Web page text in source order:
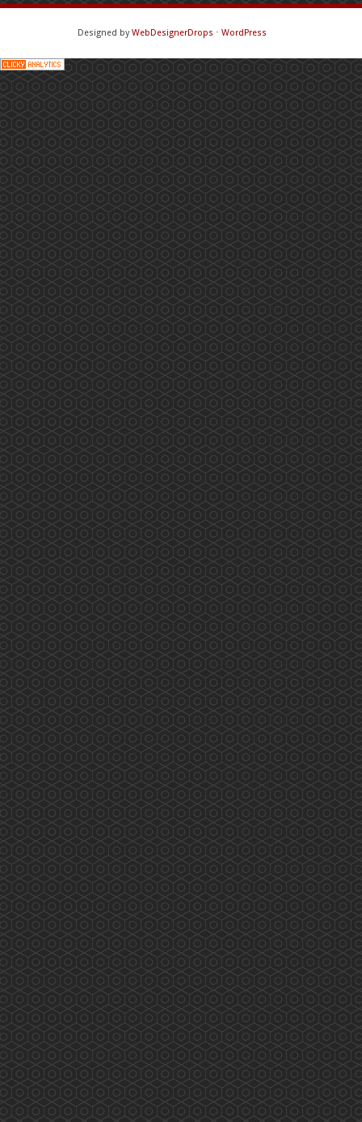
Designed byWebDesignerDrops ⋅ WordPress